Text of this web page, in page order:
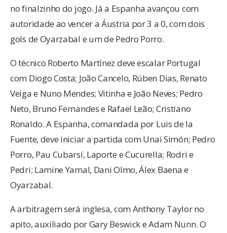
no finalzinho do jogo. Já a Espanha avançou com
autoridade ao vencer a Áustria por 3 a 0, com dois
gols de Oyarzabal e um de Pedro Porro.
O técnico Roberto Martínez deve escalar Portugal
com Diogo Costa; João Cancelo, Rúben Dias, Renato
Veiga e Nuno Mendes; Vitinha e João Neves; Pedro
Neto, Bruno Fernandes e Rafael Leão; Cristiano
Ronaldo. A Espanha, comandada por Luis de la
Fuente, deve iniciar a partida com Unai Simón; Pedro
Porro, Pau Cubarsí, Laporte e Cucurella; Rodri e
Pedri; Lamine Yamal, Dani Olmo, Álex Baena e
Oyarzabal.
A arbitragem será inglesa, com Anthony Taylor no
apito, auxiliado por Gary Beswick e Adam Nunn. O